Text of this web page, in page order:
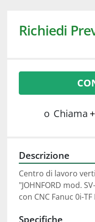
Richiedi
o Chiama
Descrizione
Centro di lavoro
"JOHNFORD mod.
con CNC Fanuc 0i-TF
Specifiche